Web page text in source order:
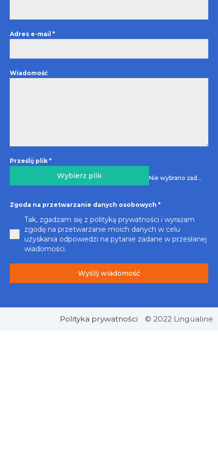
Adres e-mail *
Wiadomość
Prześlij plik *
Wybierz plik Nie wybrano żadnego pliku
Zgoda na przetwarzanie danych osobowych *
Tak, zgadzam się z polityką prywatności i wyrażam
zgodę na przetwarzanie moich danych w celu
uzyskania odpowiedzi na pytanie zadane w przesłanej
wiadomości.
Wyślij wiadomość
Polityka prywatności © 2022 Lingualine